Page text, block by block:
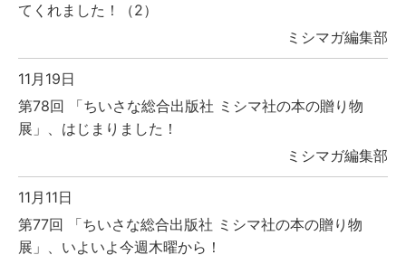
てくれました！（2）
ミシマガ編集部
11月19日
第78回 「ちいさな総合出版社 ミシマ社の本の贈り物
展」、はじまりました！
ミシマガ編集部
11月11日
第77回 「ちいさな総合出版社 ミシマ社の本の贈り物
展」、いよいよ今週木曜から！